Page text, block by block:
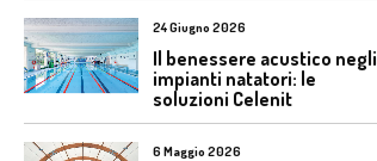
24 Giugno 2026
Il benessere acustico negli
impianti natatori: le
soluzioni Celenit
6 Maggio 2026